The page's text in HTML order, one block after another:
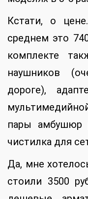
Кстати, о
среднем это
комплекте
наушников
дороге),
пары амбушюр
чистилка для
Да, мне
стоили 3500